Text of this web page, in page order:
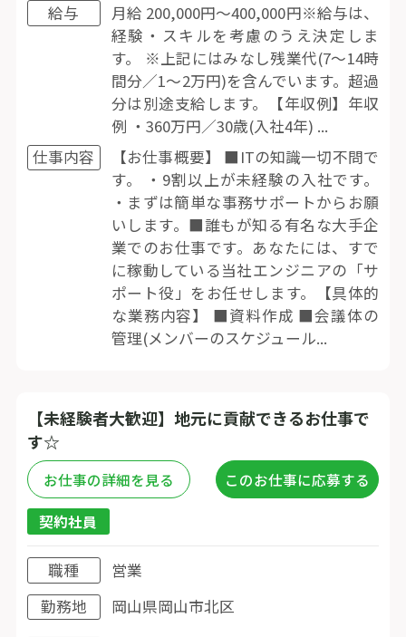
給与
月給 200,000円〜400,000円※給与は、
経験・スキルを考慮のうえ決定しま
す。 ※上記にはみなし残業代(7〜14時
間分／1〜2万円)を含んでいます。超過
分は別途支給します。【年収例】年収
例 ・360万円／30歳(入社4年) ...
仕事内容
【お仕事概要】 ■ITの知識一切不問で
す。 ・9割以上が未経験の入社です。
・まずは簡単な事務サポートからお願
いします。■誰もが知る有名な大手企
業でのお仕事です。あなたには、すで
に稼動している当社エンジニアの「サ
ポート役」をお任せします。【具体的
な業務内容】 ■資料作成 ■会議体の
管理(メンバーのスケジュール...
【未経験者大歓迎】地元に貢献できるお仕事で
す☆
お仕事の詳細を見る このお仕事に応募する
契約社員
職種
営業
勤務地
岡山県岡山市北区